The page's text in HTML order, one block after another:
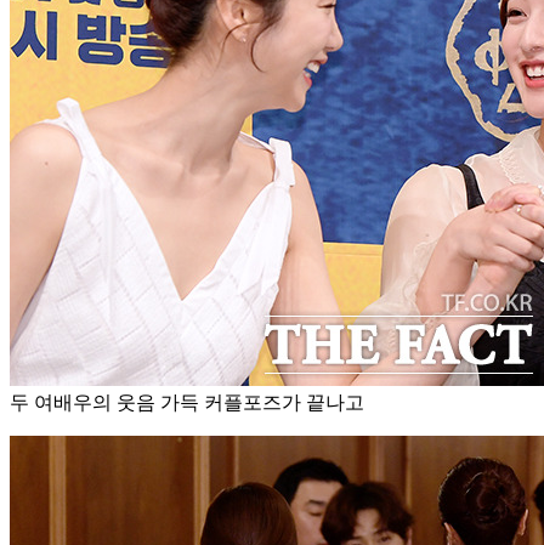
두 여배우의 웃음 가득 커플포즈가 끝나고